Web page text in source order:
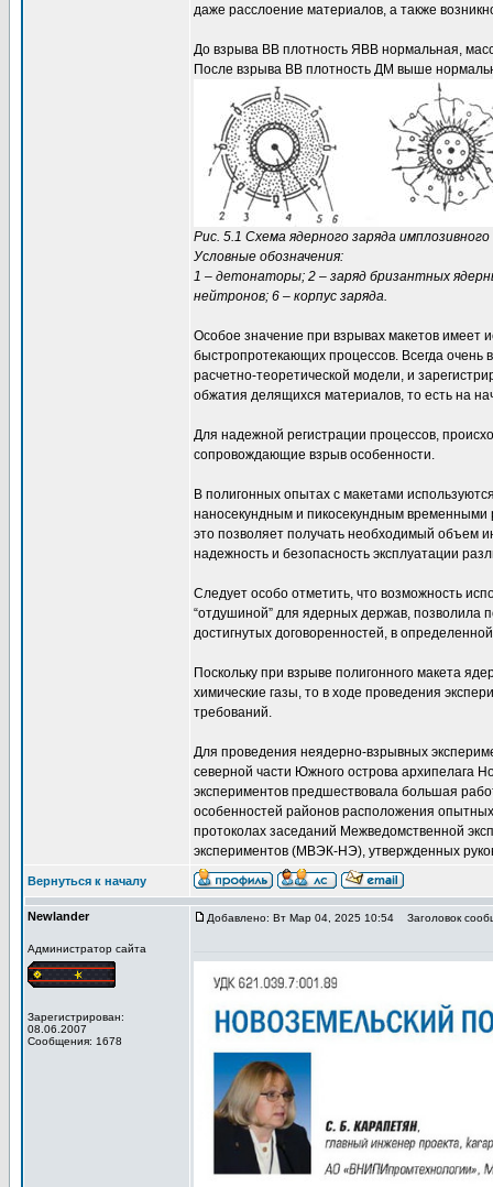
даже расслоение материалов, а также
До взрыва ВВ плотность ЯВВ нормальная,
После взрыва ВВ плотность ДМ выше
Рис. 5.1 Схема ядерного заряда
Условные обозначения:
1 – детонаторы; 2 – заряд бризантных
нейтронов; 6 – корпус заряда.
Особое значение при взрывах макетов имеет
быстропротекающих процессов. Всегда очень
расчетно-теоретической модели, и
обжатия делящихся материалов, то есть на
Для надежной регистрации процессов,
сопровождающие взрыв особенности.
В полигонных опытах с макетами
наносекундным и пикосекундным временными
это позволяет получать необходимый объем
надежность и безопасность эксплуатации
Следует особо отметить, что возможность
“отдушиной” для ядерных держав,
достигнутых договоренностей, в
Поскольку при взрыве полигонного макета
химические газы, то в ходе проведения
требований.
Для проведения неядерно-взрывных
северной части Южного острова архипелага
экспериментов предшествовала большая
особенностей районов расположения
протоколах заседаний Межведомственной
экспериментов (МВЭК-НЭ), утвержденных
Вернуться к началу
Newlander
Администратор сайта
Зарегистрирован:
08.06.2007
Сообщения: 1678
Добавлено: Вт Мар 04, 2025 10:54 Заголовок